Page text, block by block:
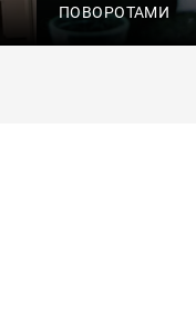
ПОВОРОТАМИ